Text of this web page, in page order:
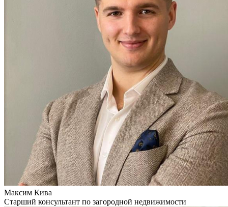
Максим Кива
Старший консультант по загородной недвижимости